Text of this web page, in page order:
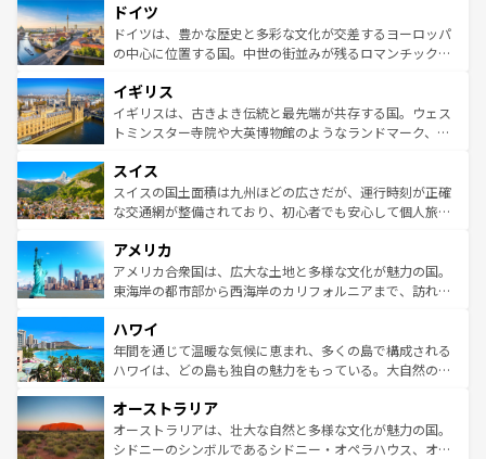
の城塞都市、穏やかなビーチリゾートまで多彩な表情を見
せる。地方によって風土や気候が異なるスペインはその個
性で訪れる人を魅了する。 なお、新着のスペイン情報はコ
で、幅広い魅力が詰まっている。華麗な宮殿、歴史的な大
聖堂、美しいビーチ、そして豊かな自然が、訪れる者を心
から魅了する。また、フランスは美食の国としても知ら
いる。シャンパンの発祥地であるランス、プロヴァンスの
香り高いラベンダー畑など、多彩な楽しみ方が可能だ。さ
らに、パリ以外の地域にも魅力が溢れており、どの街角に
れる地方に足を運ぶとそれぞれで全く異なる文化を体験で
きるだろう。 なお、新着のフランス情報はコンテンツ一覧
を参照してほしい。
ドイツ
ドイツは、豊かな歴史と多彩な文化が交差するヨーロッパ
の中心に位置する国。中世の街並みが残るロマンチック街
顔を持つこの国は、どこを歩いても飽きることがない。ベ
ルリンの文化的活気、バイエルン州のアルプスの絶景、そ
してライン川沿いのワイン畑といった風景は必見。ビール
は、お酒好きな人にはぜひ体験してほしい。 なお、新着の
ドイツ情報はコンテンツ一覧を参照してほしい。
イギリス
イギリスは、古きよき伝統と最先端が共存する国。ウェス
トミンスター寺院や大英博物館のようなランドマーク、歴
リアごとに異なる魅力がある。また、優雅なアフタヌーン
ティー、ビール好きにはたまらない英国パブ、サッカー観
戦など、本場だからこそできる体験も豊富。イギリスを旅
ンツ一覧を参照してほしい。
スイス
スイスの国土面積は九州ほどの広さだが、運行時刻が正確
な交通網が整備されており、初心者でも安心して個人旅行
の建物がそのまま残る町や、スイスならではのユニークな
博物館もあり、アルプス観光だけでなく町歩きも満喫する
ことができる。国民の所得が高いため物価も高いが、旅行
ば市内交通費無料で観光を楽しむこともできる。 なお、新
着のスイス情報はコンテンツ一覧 を参照してほしい。
アメリカ
アメリカ合衆国は、広大な土地と多様な文化が魅力の国。
東海岸の都市部から西海岸のカリフォルニアまで、訪れる
のような巨大都市は、観光、ショッピング、エンターテイ
ンメントが詰まった刺激的なスポットだ。一方、アメリカ
西部には大自然が広がり、グランドキャニオンやイエロー
部のニューオーリンズでは、音楽と美食が融合した独特の
文化が魅力。旅行者はアメリカの各地域で異なる魅力を楽
しみながら、その多様性と豊かな歴史を感じることができ
ハワイ
年間を通じて温暖な気候に恵まれ、多くの島で構成される
ハワイは、どの島も独自の魅力をもっている。大自然の神
ワイ島は見逃せない。また、定番の観光地といえばオアフ
島だが、静かな自然を求めるならマウイ島やカウアイ島が
おすすめ。エメラルドグリーンに輝く海をはじめ、豊かな
オーストラリア
オーストラリアは、壮大な自然と多様な文化が魅力の国。
シドニーのシンボルであるシドニー・オペラハウス、オー